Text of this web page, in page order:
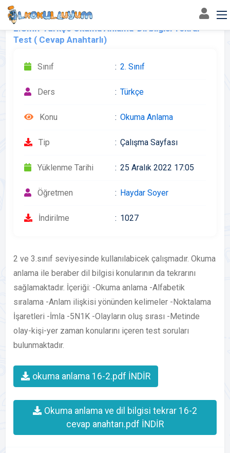
2.Sınıf Türkçe Okuma Anlama-Dil bilgisi Tekrar
Test ( Cevap Anahtarlı)
Sınıf 2. Sınıf
Ders Türkçe
Konu Okuma Anlama
Tip Çalışma Sayfası
Yüklenme Tarihi 25 Aralık 2022 17:05
Öğretmen Haydar Soyer
İndirilme 1027
2 ve 3.sınıf seviyesinde kullanılabicek çalışmadır. Okuma
anlama ile beraber dil bilgisi konularının da tekrarını
sağlamaktadır. İçeriği: -Okuma anlama -Alfabetik
sıralama -Anlam ilişkisi yönünden kelimeler -Noktalama
İşaretleri -İmla -5N1K -Olayların oluş sırası -Metinde
olay-kişi-yer zaman konularını içeren test soruları
bulunmaktadır.
okuma anlama 16-2.pdf İNDİR
Okuma anlama ve dil bilgisi tekrar 16-2
cevap anahtarı.pdf İNDİR